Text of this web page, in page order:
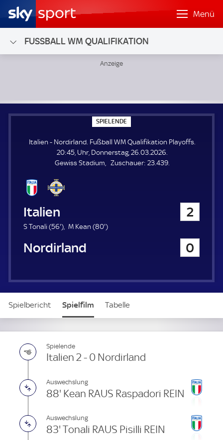
Menü
FUSSBALL WM QUALIFIKATION
SPIELENDE
P
E
E
N
Italien - Nordirland. Fußball WM Qualifikation Playoffs.
20:45, Uhr, Donnerstag, 26.03.2026.
Gewiss Stadium
Zuschauer: Z
23.439.
Italien 2
S Tonali (56'5
.
e
) M Kean (80'8
e
)
Nordirland 0
Spielbericht Spielfilm Tabelle
News & Video Daten Aufstellung Live
Spielende
Italien 2 - 0 Nordirland
Auswechslung
88' Kean RAUS Raspadori REIN
Auswechslung
83' Tonali RAUS Pisilli REIN